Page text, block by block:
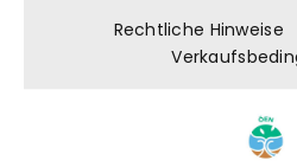
Rechtliche Hinweise